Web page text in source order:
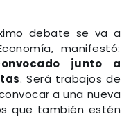
debate se va a
manifestó:
junto a
. Será trabajos de
a una nueva
que también estén